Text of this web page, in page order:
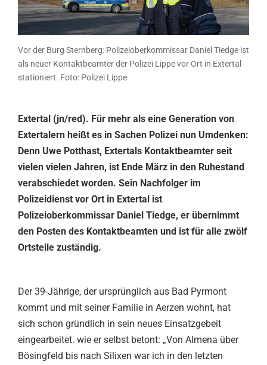
Vor der Burg Sternberg: Polizeioberkommissar Daniel Tiedge ist
als neuer Kontaktbeamter der Polizei Lippe vor Ort in Extertal
stationiert. Foto: Polizei Lippe
Extertal (jn/red). Für mehr als eine Generation von
Extertalern heißt es in Sachen Polizei nun Umdenken:
Denn Uwe Potthast, Extertals Kontaktbeamter seit
vielen vielen Jahren, ist Ende März in den Ruhestand
verabschiedet worden. Sein Nachfolger im
Polizeidienst vor Ort in Extertal ist
Polizeioberkommissar Daniel Tiedge, er übernimmt
den Posten des Kontaktbeamten und ist für alle zwölf
Ortsteile zuständig.
Der 39-Jährige, der ursprünglich aus Bad Pyrmont
kommt und mit seiner Familie in Aerzen wohnt, hat
sich schon gründlich in sein neues Einsatzgebeit
eingearbeitet. wie er selbst betont: „Von Almena über
Bösingfeld bis nach Silixen war ich in den letzten